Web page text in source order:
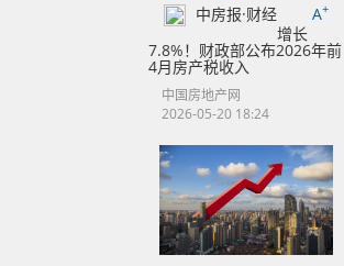
中房报·财经 A+
增长
7.8%！财政部公布2026年前
4月房产税收入
中国房地产网
2026-05-20 18:24